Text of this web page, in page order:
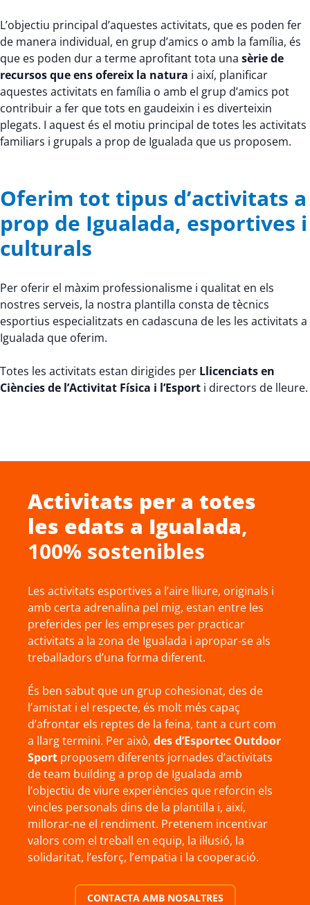
L’objectiu principal d’aquestes activitats, que es poden fer
de manera individual, en grup d’amics o amb la família, és
que es poden dur a terme aprofitant tota una sèrie de
recursos que ens ofereix la natura i així, planificar
aquestes activitats en família o amb el grup d’amics pot
contribuir a fer que tots en gaudeixin i es diverteixin
plegats. I aquest és el motiu principal de totes les activitats
familiars i grupals a prop de Igualada que us proposem.
Oferim tot tipus d’activitats a
prop de Igualada, esportives i
culturals
Per oferir el màxim professionalisme i qualitat en els
nostres serveis, la nostra plantilla consta de tècnics
esportius especialitzats en cadascuna de les les activitats a
Igualada que oferim.
Totes les activitats estan dirigides per Llicenciats en
Ciències de l’Activitat Física i l’Esport i directors de lleure.
Activitats per a totes
les edats a Igualada,
100% sostenibles
Les activitats esportives a l’aire lliure, originals i
amb certa adrenalina pel mig, estan entre les
preferides per les empreses per practicar
activitats a la zona de Igualada i apropar-se als
treballadors d’una forma diferent.
És ben sabut que un grup cohesionat, des de
l’amistat i el respecte, és molt més capaç
d’afrontar els reptes de la feina, tant a curt com
a llarg termini. Per això, des d’Esportec Outdoor
Sport proposem diferents jornades d’activitats
de team building a prop de Igualada amb
l’objectiu de viure experiències que reforcin els
vincles personals dins de la plantilla i, així,
millorar-ne el rendiment. Pretenem incentivar
valors com el treball en equip, la il·lusió, la
solidaritat, l’esforç, l’empatia i la cooperació.
CONTACTA AMB NOSALTRES